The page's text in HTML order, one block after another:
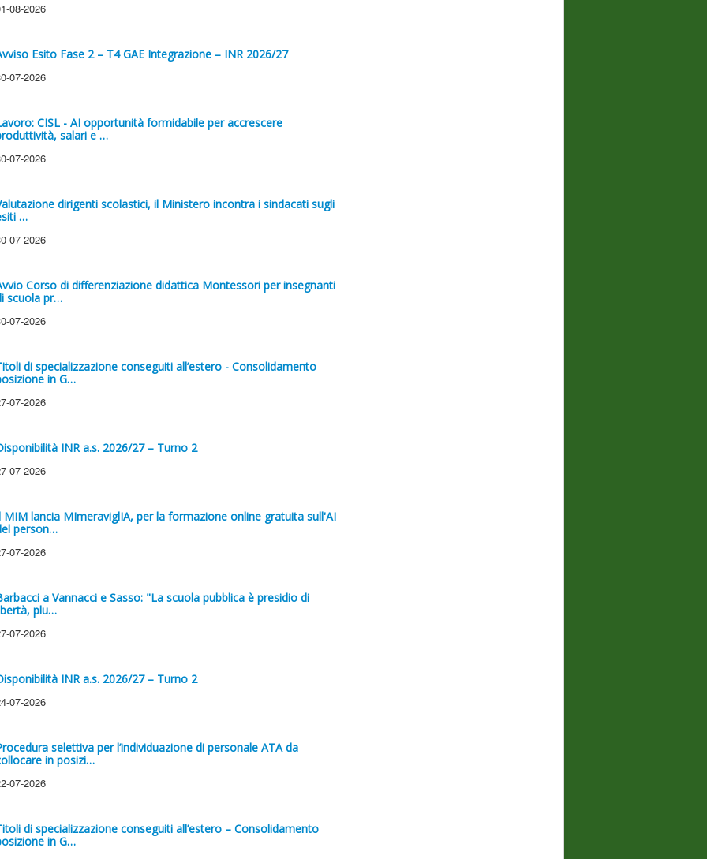
08-2026
Esito Fase 2 – T4 GAE Integrazione – INR 2026/27
07-2026
CISL - AI opportunità formidabile per accrescere
salari e …
07-2026
dirigenti scolastici, il Ministero incontra i sindacati sugli
…
07-2026
Corso di differenziazione didattica Montessori per insegnanti
scuola pr…
07-2026
di specializzazione conseguiti all’estero - Consolidamento
in G…
07-2026
INR a.s. 2026/27 – Turno 2
07-2026
MIM lancia MImeraviglIA, per la formazione online gratuita sull'AI
person…
07-2026
a Vannacci e Sasso: "La scuola pubblica è presidio di
plu…
07-2026
INR a.s. 2026/27 – Turno 2
07-2026
selettiva per l’individuazione di personale ATA da
in posizi…
07-2026
di specializzazione conseguiti all’estero – Consolidamento
in G…